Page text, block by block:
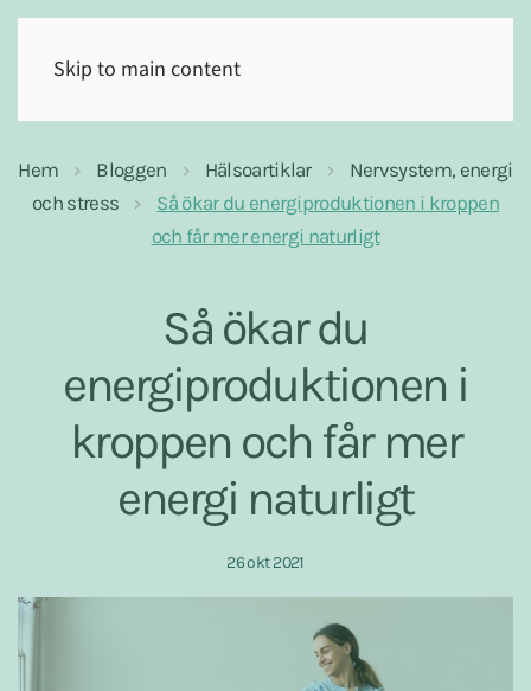
Skip to main content
Hem Bloggen Hälsoartiklar
Nervsystem, energi
och stress
Så ökar du energiproduktionen i kroppen
och får mer energi naturligt
Så ökar du
energiproduktionen i
kroppen och får mer
energi naturligt
26 okt 2021